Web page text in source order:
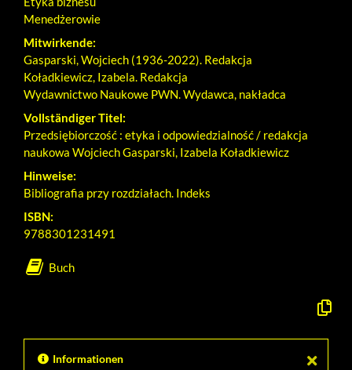
Menedżerowie
Mitwirkende:
Gasparski, Wojciech (1936-2022). Redakcja
Koładkiewicz, Izabela. Redakcja
Wydawnictwo Naukowe PWN. Wydawca, nakładca
Vollständiger Titel:
Przedsiębiorczość : etyka i odpowiedzialność / redakcja
naukowa Wojciech Gasparski, Izabela Koładkiewicz
Hinweise:
Bibliografia przy rozdziałach. Indeks
ISBN:
9788301231491
Buch
die
Informationen